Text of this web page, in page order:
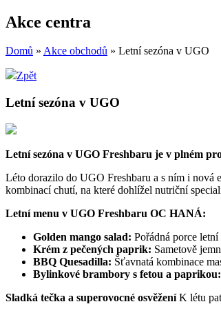
Akce centra
Domů » Akce obchodů » Letní sezóna v UGO
Zpět
Letní sezóna v UGO
Letní sezóna v UGO Freshbaru je v plném
Léto dorazilo do UGO Freshbaru a s ním i nová
kombinací chutí, na které dohlížel nutriční
Letní menu v UGO Freshbaru OC HANÁ:
Golden mango salad: Pořádná porce
Krém z pečených paprik: Sametově
BBQ Quesadilla: Šťavnatá kombinace
Bylinkové brambory s fetou a paprikou:
Sladká tečka a superovocné osvěženíK létu